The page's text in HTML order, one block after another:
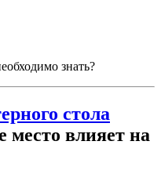
знать?
стола
место влияет на